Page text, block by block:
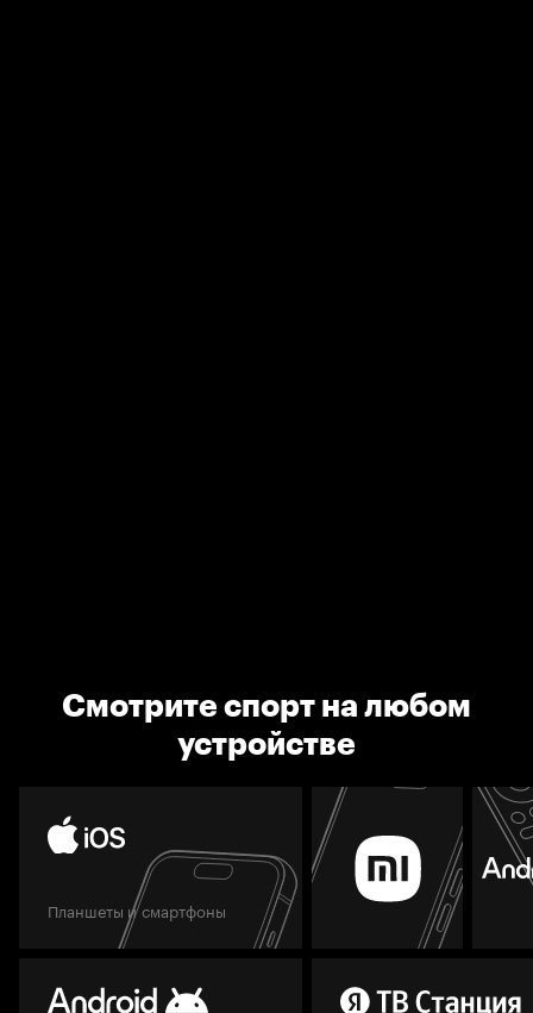
Смотрите спорт на любом
устройстве
Планшеты и смартфоны